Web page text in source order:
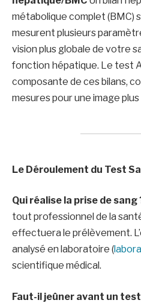
métabolique complet (BMC)
mesurent plusieurs
vision plus globale de votre
fonction hépatique. Le test
composante de ces bilans,
mesures pour une image
Le Déroulement du Test
Qui réalise la prise de sang
tout professionnel de la
effectuera le prélèvement.
analysé en laboratoire (
scientifique médical.
Faut-il jeûner avant un test